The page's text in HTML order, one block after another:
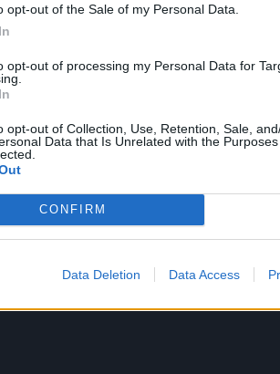
opt-out of the Sale of my Personal Data.
opt-out of processing my Personal Data for
opt-out of Collection, Use, Retention, Sale,
Data that Is Unrelated with the
CONFIRM
Data Deletion Data Access
από την εκτόξευση των
φαίνεται να
δραστηριότητα στη χώρα
ανησυχίες για το
Αποδέχομαι τουςόρους